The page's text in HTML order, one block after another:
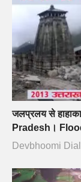
जलप्रलय से
Pradesh।
Devbhoomi